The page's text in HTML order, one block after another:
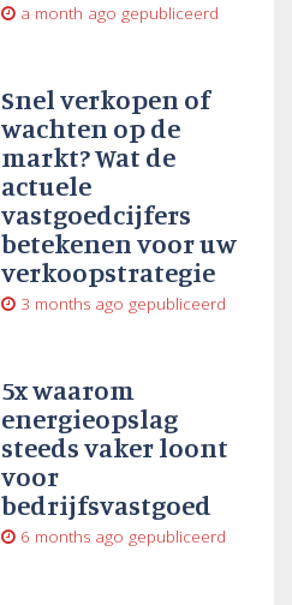
a month ago gepubliceerd
Snel verkopen of
wachten op de
markt? Wat de
actuele
vastgoedcijfers
betekenen voor uw
verkoopstrategie
3 months ago gepubliceerd
5x waarom
energieopslag
steeds vaker loont
voor
bedrijfsvastgoed
6 months ago gepubliceerd